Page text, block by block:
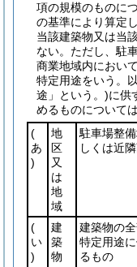
項の規模のものに
の基準により算定
当該建築物又は当
ない。 ただし、駐
商業地域内におい
特定用途をいう。
途」という。)に供
めるものについて
(
あ
)
地
区
又
は
地
域
駐車場整
しくは近
(
い
)
建
築
物
建築物の
特定用途
るもの